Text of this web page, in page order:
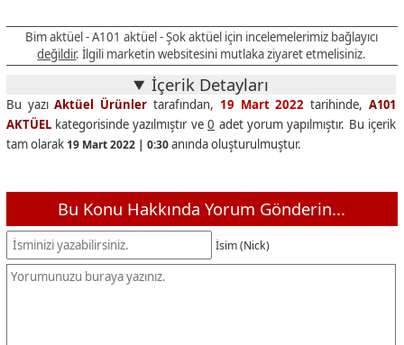
Bim aktüel - A101 aktüel - Şok aktüel için incelemelerimiz bağlayıcı
değildir. İlgili marketin websitesini mutlaka ziyaret etmelisiniz.
İçerik Detayları
Bu yazıAktüel Ürünler tarafından, 19 Mart 2022 tarihinde,A101
AKTÜELkategorisinde yazılmıştır ve0 adet yorum yapılmıştır. Bu içerik
tam olarak 19 Mart 2022 | 0:30anında oluşturulmuştur.
Bu Konu Hakkında Yorum Gönderin...
İsim (Nick)